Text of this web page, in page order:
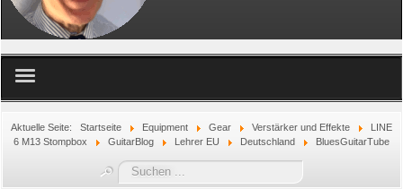
Aktuelle Seite: Startseite Equipment Gear Verstärker und Effekte
LINE
6 M13 Stompbox
GuitarBlog Lehrer EU Deutschland BluesGuitarTube
Suchen
...